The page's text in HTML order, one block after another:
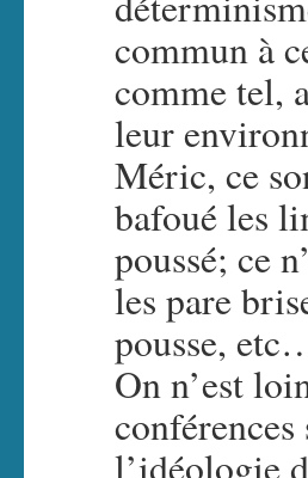
commun à
comme tel,
leur
Méric, ce
bafoué les
poussé; ce
les pare
pousse,
On n’est
l’idéologie